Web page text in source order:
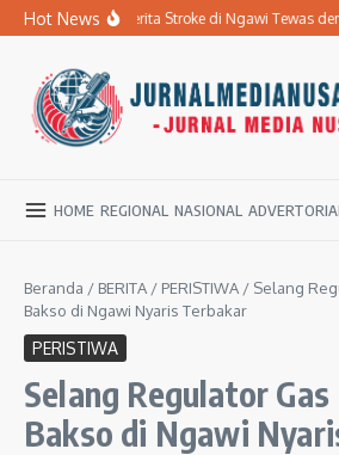
Lewati ke konten
Hot NewsIbu Penderita Stroke di Ngawi Tewas
HOME REGIONAL NASIONAL
Beranda / BERITA / PERISTIWA / Selang
Bakso di Ngawi Nyaris Terbakar
PERISTIWA
Selang Regulator
Bakso di Ngawi